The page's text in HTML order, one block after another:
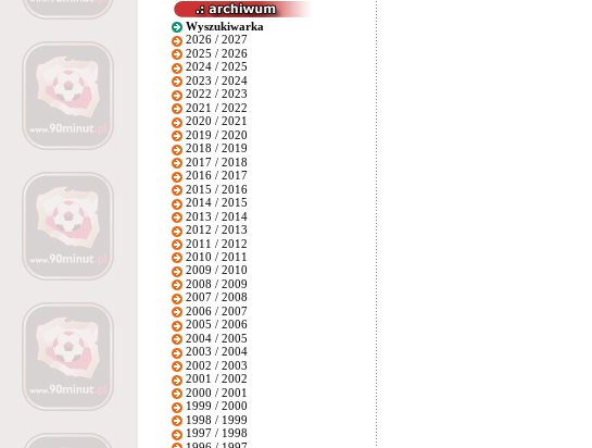
Wyszukiwarka
2026 / 2027
2025 / 2026
2024 / 2025
2023 / 2024
2022 / 2023
2021 / 2022
2020 / 2021
2019 / 2020
2018 / 2019
2017 / 2018
2016 / 2017
2015 / 2016
2014 / 2015
2013 / 2014
2012 / 2013
2011 / 2012
2010 / 2011
2009 / 2010
2008 / 2009
2007 / 2008
2006 / 2007
2005 / 2006
2004 / 2005
2003 / 2004
2002 / 2003
2001 / 2002
2000 / 2001
1999 / 2000
1998 / 1999
1997 / 1998